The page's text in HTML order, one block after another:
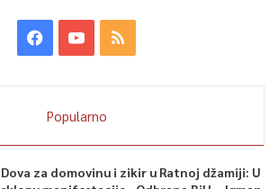
Popularno
Dova za domovinu i zikir u Ratnoj džamiji: U